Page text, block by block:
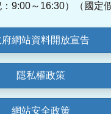
：9:00～16:30）（國定
府網站資料開放宣告
隱私權政策
網站安全政策